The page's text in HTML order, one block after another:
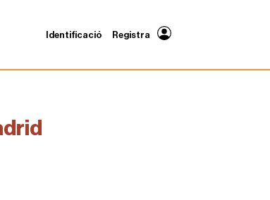
Identificació Registra